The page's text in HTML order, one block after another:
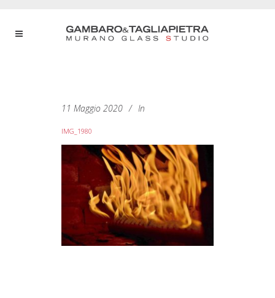
11 Maggio 2020 In
IMG_1980